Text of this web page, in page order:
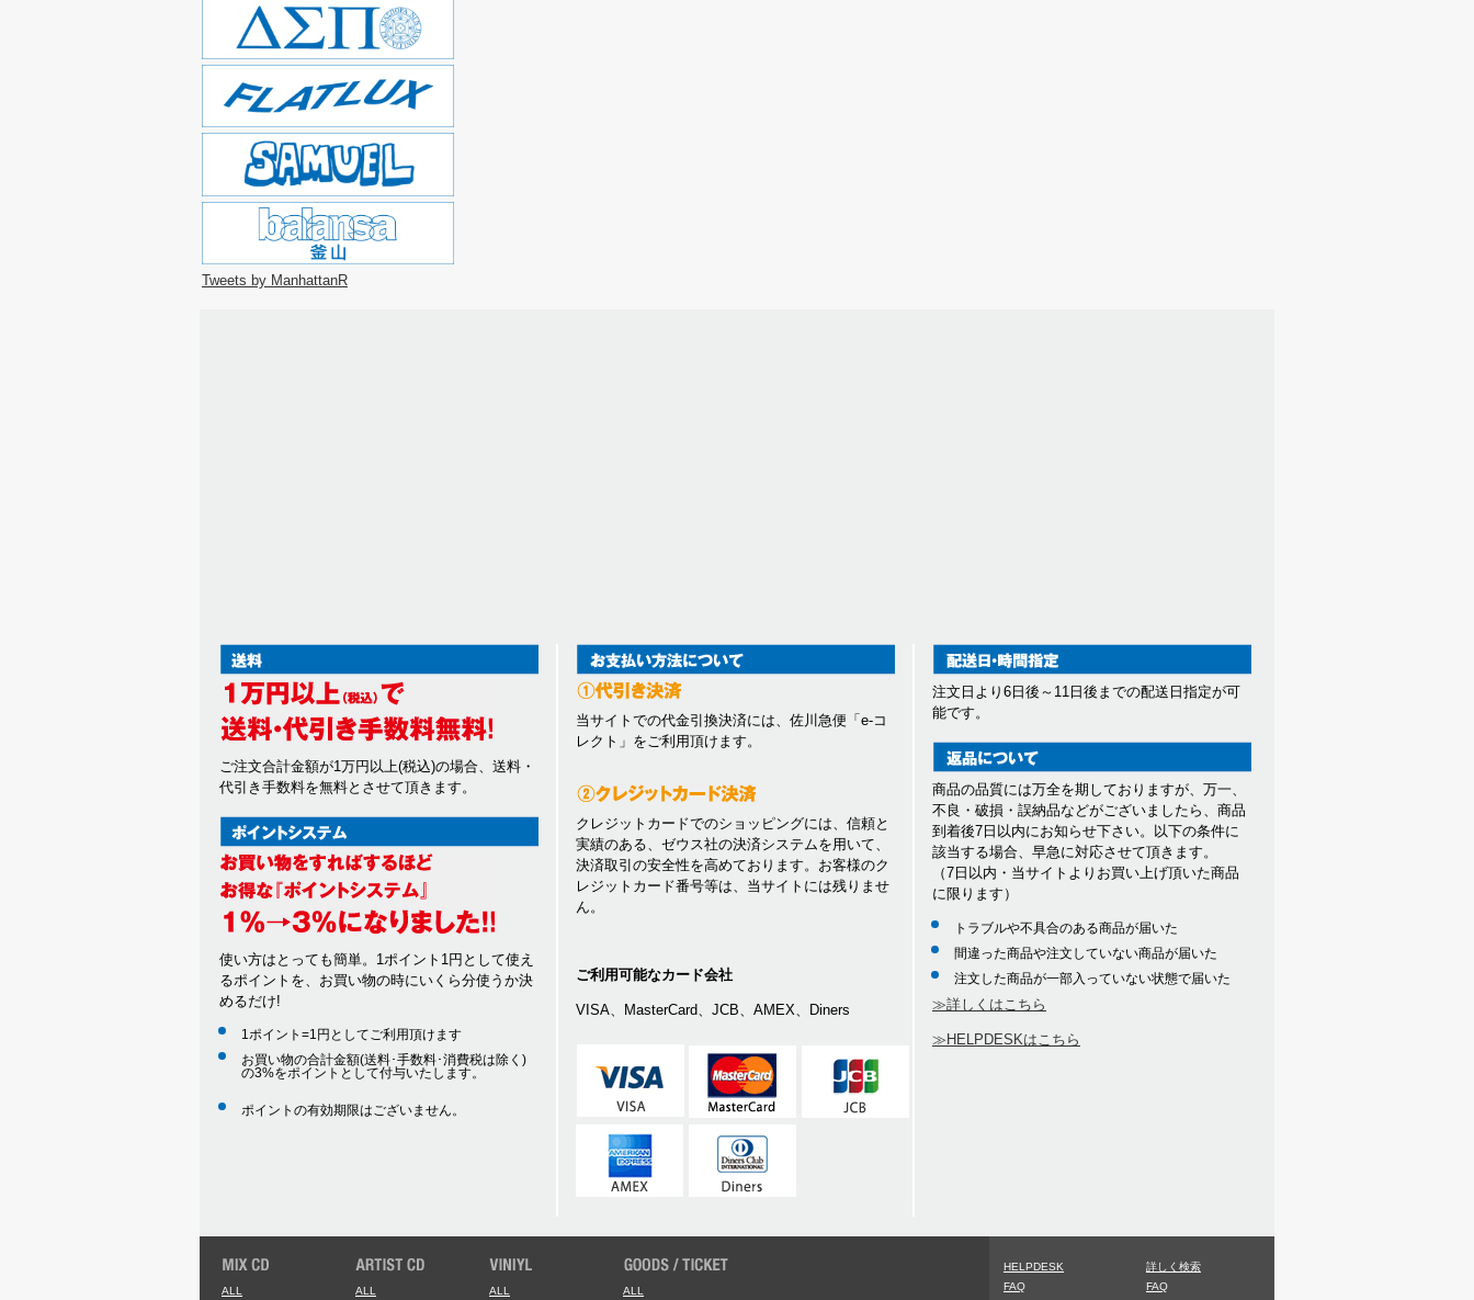
Tweets by ManhattanR
ご注文合計金額が1万円以上(税込)の場合、送料・
代引き手数料を無料とさせて頂きます。
使い方はとっても簡単。1ポイント1円として使え
るポイントを、お買い物の時にいくら分使うか決
めるだけ!
1ポイント=1円としてご利用頂けます
お買い物の合計金額(送料･手数料･消費税は除く)
の3%をポイントとして付与いたします。
ポイントの有効期限はございません。
当サイトでの代金引換決済には、佐川急便「e-コ
レクト」をご利用頂けます。
クレジットカードでのショッピングには、信頼と
実績のある、ゼウス社の決済システムを用いて、
決済取引の安全性を高めております。お客様のク
レジットカード番号等は、当サイトには残りませ
ん。
ご利用可能なカード会社
VISA、MasterCard、JCB、AMEX、Diners
注文日より6日後～11日後までの配送日指定が可
能です。
商品の品質には万全を期しておりますが、万一、
不良・破損・誤納品などがございましたら、商品
到着後7日以内にお知らせ下さい。以下の条件に
該当する場合、早急に対応させて頂きます。
（7日以内・当サイトよりお買い上げ頂いた商品
に限ります）
トラブルや不具合のある商品が届いた
間違った商品や注文していない商品が届いた
注文した商品が一部入っていない状態で届いた
≫詳しくはこちら
≫HELPDESKはこちら
ALL ALL ALL ALL
HELPDESK
FAQ
詳しく検索
FAQ